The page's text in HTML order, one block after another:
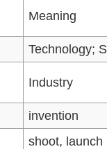
Meaning
Technology;
Industry
invention
shoot, launch